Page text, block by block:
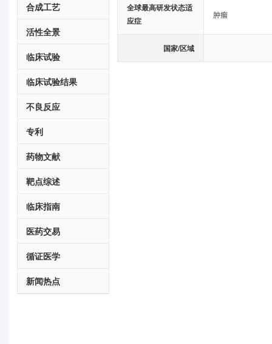
合成工艺
活性全景
临床试验
临床试验结果
不良反应
专利
药物文献
靶点综述
临床指南
医药交易
循证医学
新闻热点
全球最高研发状态适
应症
肿瘤
国家/区域